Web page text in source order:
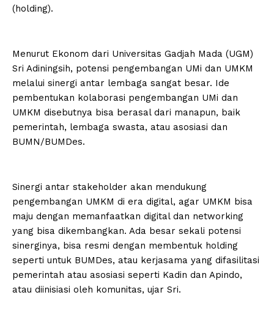
(holding).
Menurut Ekonom dari Universitas Gadjah Mada (UGM)
Sri Adiningsih, potensi pengembangan UMi dan UMKM
melalui sinergi antar lembaga sangat besar. Ide
pembentukan kolaborasi pengembangan UMi dan
UMKM disebutnya bisa berasal dari manapun, baik
pemerintah, lembaga swasta, atau asosiasi dan
BUMN/BUMDes.
Sinergi antar stakeholder akan mendukung
pengembangan UMKM di era digital, agar UMKM bisa
maju dengan memanfaatkan digital dan networking
yang bisa dikembangkan. Ada besar sekali potensi
sinerginya, bisa resmi dengan membentuk holding
seperti untuk BUMDes, atau kerjasama yang difasilitasi
pemerintah atau asosiasi seperti Kadin dan Apindo,
atau diinisiasi oleh komunitas, ujar Sri.